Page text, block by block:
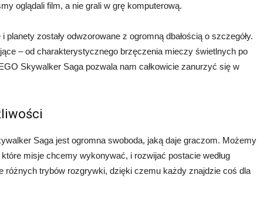
oglądali film, a nie grali w grę komputerową.
zostały odwzorowane z ogromną dbałością o szczegóły.
– od charakterystycznego brzęczenia mieczy świetlnych po
Skywalker Saga pozwala nam całkowicie zanurzyć się w
Saga jest ogromna swoboda, jaką daje graczom. Możemy
misje chcemy wykonywać, i rozwijać postacie według
różnych trybów rozgrywki, dzięki czemu każdy znajdzie coś dla